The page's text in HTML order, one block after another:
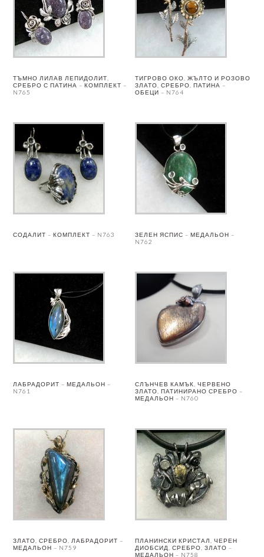
ТЪМНО ЛИЛАВ ЛЕПИДОЛИТ,
СРЕБРО С ПАТИНА – КОМПЛЕКТ –
N765
ТИГРОВО ОКО, ЖЪЛТО И РОЗОВО
ЗЛАТО, СРЕБРО, ПАТИНА –
ОБЕЦИ – N764
СОДАЛИТ – КОМПЛЕКТ – N763
ЗЕЛЕН ЯСПИС – МЕДАЛЬОН –
N762
ЛАБРАДОРИТ – МЕДАЛЬОН –
N761
СЛЪНЧЕВ КАМЪК, ЧЕРВЕНО
ЗЛАТО, ПАТИНИРАНО СРЕБРО –
МЕДАЛЬОН – N760
ЗЛАТО, СРЕБРО, ЛАБРАДОРИТ –
МЕДАЛЬОН – N759
ПЛАНИНСКИ КРИСТАЛ, ЧЕРЕН
ДИОБСИД, СРЕБРО, ЗЛАТО –
МЕДАЛЬОН – N758